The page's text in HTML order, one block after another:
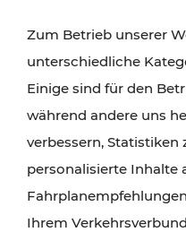
Wanderungen, Kultur
Radtouren oder purer
Attraktionen sind mit
Angeboten des VOR
Zum Betrieb unserer
unterschiedliche
Einige sind für den
während andere uns
verbessern, Statistiken
personalisierte Inhalte
Ihrem